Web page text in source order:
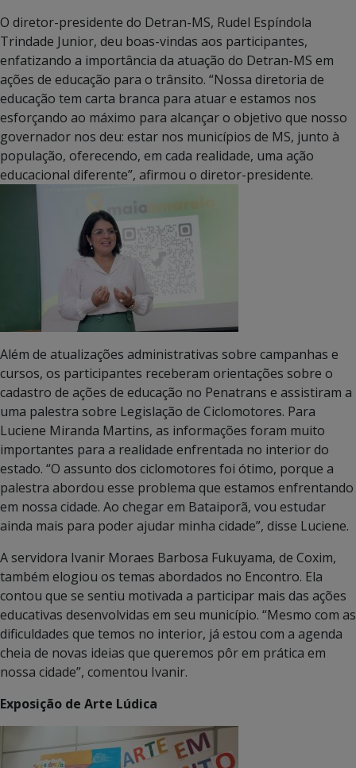
O diretor-presidente do Detran-MS, Rudel Espíndola
Trindade Junior, deu boas-vindas aos participantes,
enfatizando a importância da atuação do Detran-MS em
ações de educação para o trânsito. “Nossa diretoria de
educação tem carta branca para atuar e estamos nos
esforçando ao máximo para alcançar o objetivo que nosso
governador nos deu: estar nos municípios de MS, junto à
população, oferecendo, em cada realidade, uma ação
educacional diferente”, afirmou o diretor-presidente.
Além de atualizações administrativas sobre campanhas e
cursos, os participantes receberam orientações sobre o
cadastro de ações de educação no Penatrans e assistiram a
uma palestra sobre Legislação de Ciclomotores. Para
Luciene Miranda Martins, as informações foram muito
importantes para a realidade enfrentada no interior do
estado. “O assunto dos ciclomotores foi ótimo, porque a
palestra abordou esse problema que estamos enfrentando
em nossa cidade. Ao chegar em Bataiporã, vou estudar
ainda mais para poder ajudar minha cidade”, disse Luciene.
A servidora Ivanir Moraes Barbosa Fukuyama, de Coxim,
também elogiou os temas abordados no Encontro. Ela
contou que se sentiu motivada a participar mais das ações
educativas desenvolvidas em seu município. “Mesmo com as
dificuldades que temos no interior, já estou com a agenda
cheia de novas ideias que queremos pôr em prática em
nossa cidade”, comentou Ivanir.
Exposição de Arte Lúdica